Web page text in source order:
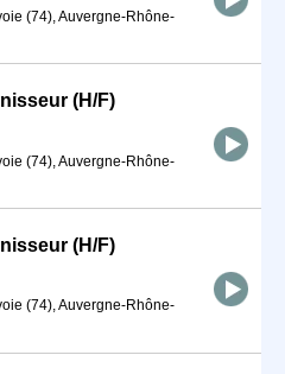
(74), Auvergne-Rhône-
(H/F)
(74), Auvergne-Rhône-
(H/F)
(74), Auvergne-Rhône-